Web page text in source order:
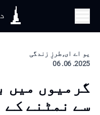
یو اے ای, طرزِ زندگی
2025. 06. 06
گرمیوں میں
سے نمٹنے کے